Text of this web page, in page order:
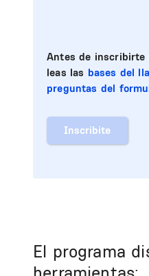
Antes de inscribirte
leas las bases del
preguntas del
Inscribite
El programa